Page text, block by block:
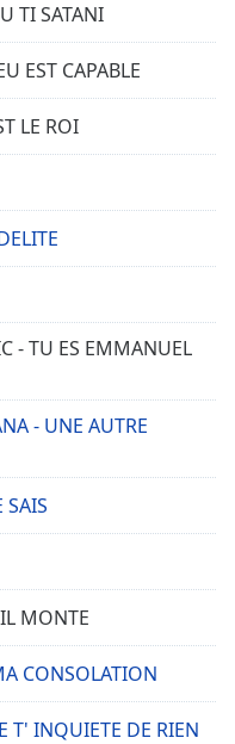
TI SATANI
EST CAPABLE
LE ROI
- TU ES EMMANUEL
- UNE AUTRE
SAIS
MONTE
CONSOLATION
T' INQUIETE DE RIEN